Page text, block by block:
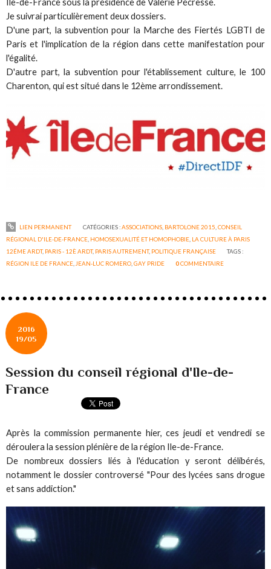
Je suivrai particulièrement deux dossiers.
D'une part, la subvention pour la Marche des Fiertés LGBTI de
Paris et l'implication de la région dans cette manifestation pour
l'égalité.
D'autre part, la subvention pour l'établissement culture, le 100
Charenton, qui est situé dans le 12ème arrondissement.
LIEN PERMANENT CATÉGORIES :ASSOCIATIONS, BARTOLONE 2015 CONSEIL
RÉGIONAL D'ILE-DE-FRANCE HOMOSEXUALITÉ ET HOMOPHOBIE LA CULTURE À PARIS
12ÉME ARDT, PARIS - 12È ARDT, PARIS AUTREMENT, POLITIQUE FRANÇAISE
TAGS :
RÉGION ILE DE FRANCE JEAN-LUC ROMERO ,GAY PRIDE 0COMMENTAIRE
2016
19/05
Session du conseil régional d'Ile-de-
France
Après la commission permanente hier, ces jeudi et vendredi se
déroulera la session plénière de la région Ile-de-France.
De nombreux dossiers liés à l'éducation y seront délibérés,
notamment le dossier controversé "Pour des lycées sans drogue
et sans addiction."